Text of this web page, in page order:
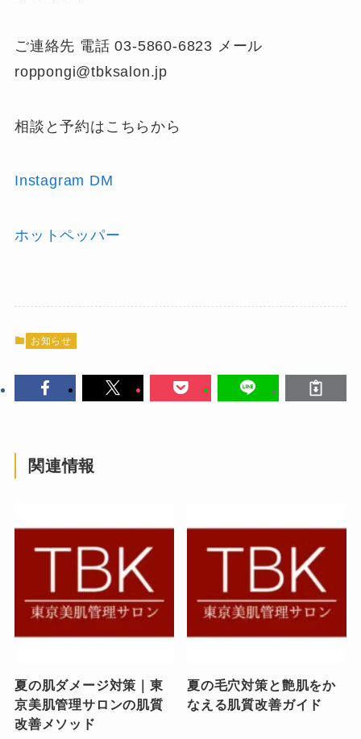
ご連絡先 電話 03-5860-6823 メール
roppongi@tbksalon.jp
相談と予約はこちらから
Instagram DM
ホットペッパー
お知らせ
関連情報
夏の肌ダメージ対策｜東
京美肌管理サロンの肌質
改善メソッド
夏の毛穴対策と艶肌をか
なえる肌質改善ガイド